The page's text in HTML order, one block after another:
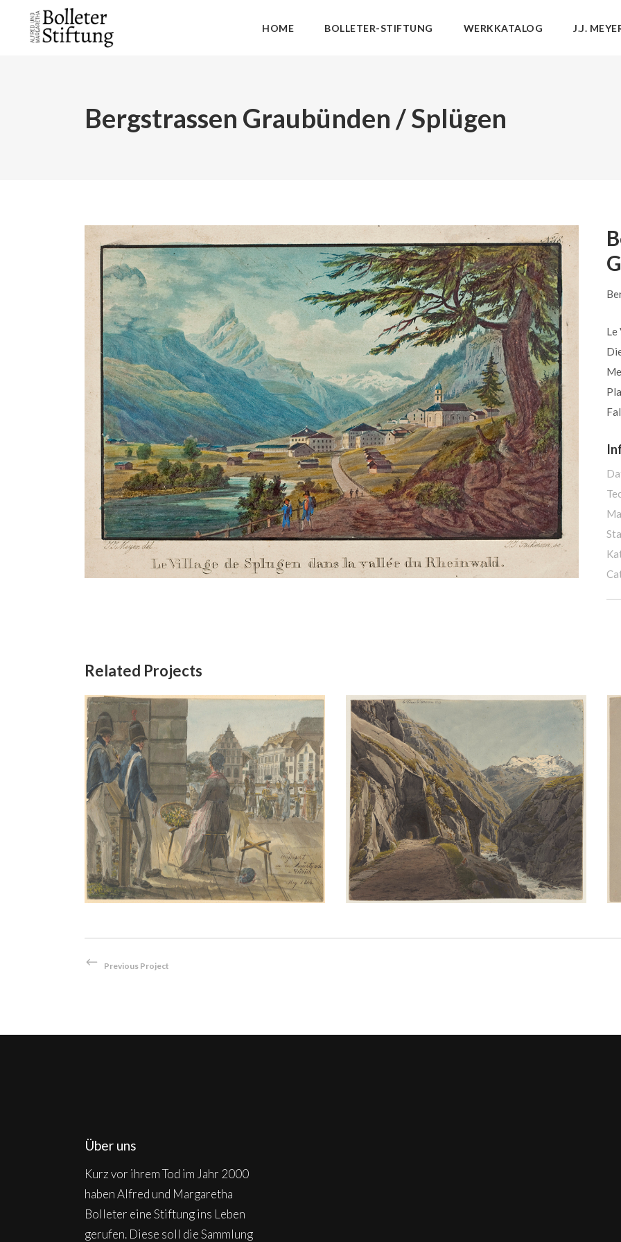
HOME BOLLETER-STIFTUNG WERKKATALOG J.J.
Bergstrassen Graubünden / Splügen
Le
Related Projects
Bei der Hauptwache in Zürich,
1814
Aquarell
Das Urnerloch 1819(?)
Aquarell Bleistift
Previous Project
Über uns
Kurz vor ihrem Tod im Jahr 2000
haben Alfred und Margaretha
Bolleter eine Stiftung ins Leben
gerufen. Diese soll die Sammlung